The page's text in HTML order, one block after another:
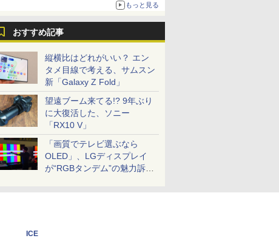
もっと見る
おすすめ記事
縦横比はどれがいい？ エン
タメ目線で考える、サムスン
新「Galaxy Z Fold」
望遠ブーム来てる!? 9年ぶり
に大復活した、ソニー
「RX10 V」
「画質でテレビ選ぶなら
OLED」、LGディスプレイ
が“RGBタンデム”の魅力訴
ICE